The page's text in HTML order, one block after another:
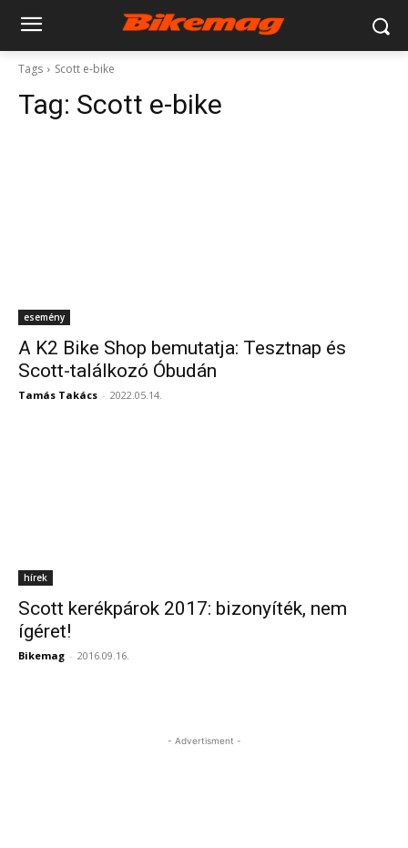
Tags Scott e-bike
Tag: Scott e-bike
esemény
A K2 Bike Shop bemutatja: Tesztnap és
Scott-találkozó Óbudán
Tamás Takács - 2022.05.14.
hírek
Scott kerékpárok 2017: bizonyíték, nem
ígéret!
Bikemag - 2016.09.16.
- Advertisment -